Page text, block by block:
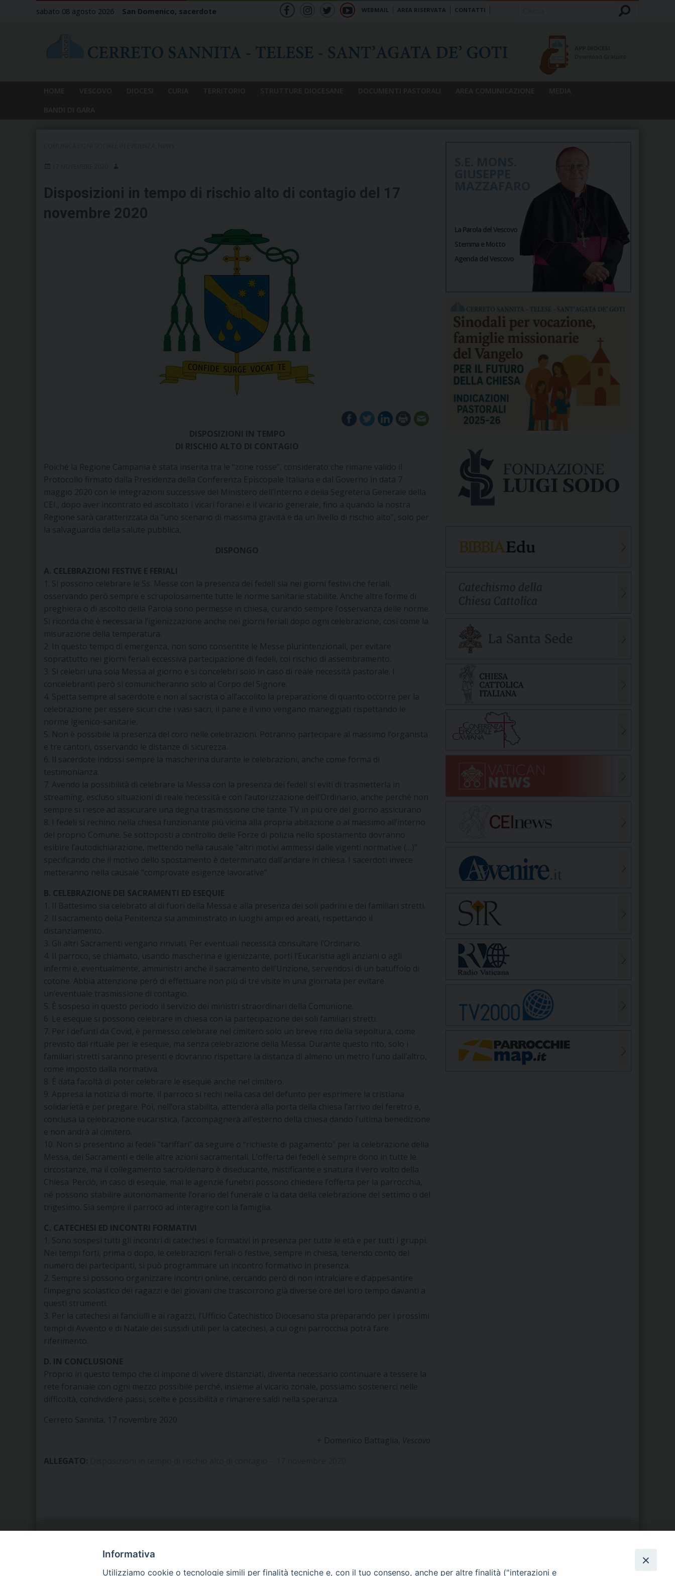
sabato 08 agosto 2026 San Domenico, sacerdote WEBMAIL AREA RISERVATA CONTATTI Cerca
Disposizioni in tempo di rischio alto di contagio del 17
novembre 2020
Poiché la Regione Campania è stata inserita tra le “zone rosse”, considerato che rimane valido il
Protocollo firmato dalla Presidenza della Conferenza Episcopale Italiana e dal Governo in data 7
maggio 2020 con le integrazioni successive del Ministero dell’Interno e della Segreteria Generale della
CEI., dopo aver incontrato ed ascoltato i vicari foranei e il vicario generale, fino a quando la nostra
Regione sarà caratterizzata da “uno scenario di massima gravità e da un livello di rischio alto”, solo per
la salvaguardia della salute pubblica,
A. CELEBRAZIONI FESTIVE E FERIALI
1. Si possono celebrare le Ss. Messe con la presenza dei fedeli sia nei giorni festivi che feriali,
osservando però sempre e scrupolosamente tutte le norme sanitarie stabilite. Anche altre forme di
preghiera o di ascolto della Parola sono permesse in chiesa, curando sempre l’osservanza delle norme.
Si ricorda che è necessaria l’igienizzazione anche nei giorni feriali dopo ogni celebrazione, così come la
misurazione della temperatura.
2. In questo tempo di emergenza, non sono consentite le Messe plurintenzionali, per evitare
soprattutto nei giorni feriali eccessiva partecipazione di fedeli, col rischio di assembramento.
3. Si celebri una sola Messa al giorno e si concelebri solo in caso di reale necessità pastorale. I
concelebranti però si comunicheranno solo al Corpo del Signore.
4. Spetta sempre al sacerdote e non al sacrista o all’accolito la preparazione di quanto occorre per la
celebrazione per essere sicuri che i vasi sacri, il pane e il vino vengano maneggiati rispettando le
norme igienico-sanitarie.
5. Non è possibile la presenza del coro nelle celebrazioni. Potranno partecipare al massimo l’organista
e tre cantori, osservando le distanze di sicurezza.
6. Il sacerdote indossi sempre la mascherina durante le celebrazioni, anche come forma di
testimonianza.
7. Avendo la possibilità di celebrare la Messa con la presenza dei fedeli si eviti di trasmetterla in
streaming, escluso situazioni di reale necessità e con l’autorizzazione dell’Ordinario, anche perché non
sempre si riesce ad assicurare una degna trasmissione che tante TV in più ore del giorno assicurano.
8. I fedeli si rechino nella chiesa funzionante più vicina alla propria abitazione o al massimo all’interno
del proprio Comune. Se sottoposti a controllo delle Forze di polizia nello spostamento dovranno
esibire l’autodichiarazione, mettendo nella causale “altri motivi ammessi dalle vigenti normative (…)”
specificando che il motivo dello spostamento è determinato dall’andare in chiesa. I sacerdoti invece
metteranno nella causale “comprovate esigenze lavorative”.
B. CELEBRAZIONE DEI SACRAMENTI ED ESEQUIE
1. Il Battesimo sia celebrato al di fuori della Messa e alla presenza dei soli padrini e dei familiari stretti.
2. Il sacramento della Penitenza sia amministrato in luoghi ampi ed areati, rispettando il
distanziamento.
3. Gli altri Sacramenti vengano rinviati. Per eventuali necessità consultare l’Ordinario.
4. Il parroco, se chiamato, usando mascherina e igienizzante, porti l’Eucaristia agli anziani o agli
infermi e, eventualmente, amministri anche il sacramento dell’Unzione, servendosi di un batuffolo di
cotone. Abbia attenzione però di effettuare non più di tre visite in una giornata per evitare
un’eventuale trasmissione di contagio.
5. È sospeso in questo periodo il servizio dei ministri straordinari della Comunione.
6. Le esequie si possono celebrare in chiesa con la partecipazione dei soli familiari stretti.
7. Per i defunti da Covid, è permesso celebrare nel cimitero solo un breve rito della sepoltura, come
previsto dal rituale per le esequie, ma senza celebrazione della Messa. Durante questo rito, solo i
familiari stretti saranno presenti e dovranno rispettare la distanza di almeno un metro l’uno dall’altro,
come imposto dalla normativa.
8. È data facoltà di poter celebrare le esequie anche nel cimitero.
9. Appresa la notizia di morte, il parroco si rechi nella casa del defunto per esprimere la cristiana
solidarietà e per pregare. Poi, nell’ora stabilita, attenderà alla porta della chiesa l’arrivo del feretro e,
conclusa la celebrazione eucaristica, l’accompagnerà all’esterno della chiesa dando l’ultima benedizione
e non andrà al cimitero.
10. Non si presentino ai fedeli “tariffari” da seguire o “richieste di pagamento” per la celebrazione della
Messa, dei Sacramenti e delle altre azioni sacramentali. L’offerta dei fedeli è sempre dono in tutte le
circostanze, ma il collegamento sacro/denaro è diseducante, mistificante e snatura il vero volto della
Chiesa. Perciò, in caso di esequie, mai le agenzie funebri possono chiedere l’offerta per la parrocchia,
né possono stabilire autonomamente l’orario del funerale o la data della celebrazione del settimo o del
trigesimo. Sia sempre il parroco ad interagire con la famiglia.
C. CATECHESI ED INCONTRI FORMATIVI
1. Sono sospesi tutti gli incontri di catechesi e formativi in presenza per tutte le età e per tutti i gruppi.
Nei tempi forti, prima o dopo, le celebrazioni feriali o festive, sempre in chiesa, tenendo conto del
numero dei partecipanti, si può programmare un incontro formativo in presenza.
2. Sempre si possono organizzare incontri online, cercando però di non intralciare e d’appesantire
l’impegno scolastico dei ragazzi e dei giovani che trascorrono già diverse ore del loro tempo davanti a
questi strumenti.
3. Per la catechesi ai fanciulli e ai ragazzi, l’Ufficio Catechistico Diocesano sta preparando per i prossimi
tempi di Avvento e di Natale dei sussidi utili per la catechesi, a cui ogni parrocchia potrà fare
riferimento.
D. IN CONCLUSIONE
Proprio in questo tempo che ci impone di vivere distanziati, diventa necessario continuare a tessere la
rete foraniale con ogni mezzo possibile perché, insieme al vicario zonale, possiamo sostenerci nelle
difficoltà, condividere passi, scelte e possibilità e rimanere saldi nella speranza.
Cerreto Sannita, 17 novembre 2020
+ Domenico Battaglia, Vescovo
ALLEGATO:
La Parola del Vescovo
Stemma e Motto
Agenda del Vescovo
IL VESCOVO PARROCCHIE VIDEOGALLERY
Piazza Wojtyla, 1
Informativa
Utilizziamo cookie o tecnologie simili per finalità tecniche e, con il tuo consenso, anche per altre finalità ("interazioni e